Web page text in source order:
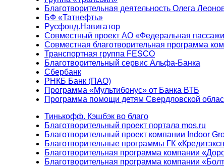
Благотворительная деятельность Олега
БФ «Татнефть»
Русфонд.Навигатор
Совместный проект АО «Федеральная
Совместная благотворительная программа
Транспортная группа FESCO
Благотворительный сервис Альфа-Банка
Сбербанк
РНКБ Банк (ПАО)
Программа «Мультибонус» от Банка ВТБ
Программа помощи детям Свердловской
Тинькофф. Кэшбэк во благо
Благотворительный проект портала mos.ru
Благотворительный проект компании Indoor
Благотворительные программы ГК
Благотворительная программа компании
Благотворительная программа компании